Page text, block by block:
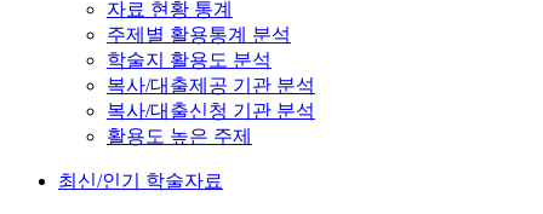
자료 현황 통계
주제별 활용통계 분석
학술지 활용도 분석
복사/대출제공 기관 분석
복사/대출신청 기관 분석
활용도 높은 주제
최신/인기 학술자료